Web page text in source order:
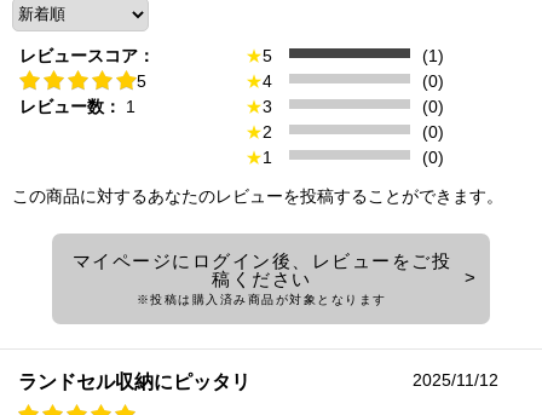
レビュースコア：
5
レビュー数：
1
★5
(1)
★4
(0)
★3
(0)
★2
(0)
★1
(0)
この商品に対するあなたのレビューを投稿することができます。
マイページにログイン後、レビューをご投
稿ください
※投稿は購入済み商品が対象となります
ランドセル収納にピッタリ 2025/11/12